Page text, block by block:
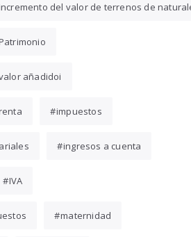
del valor de terrenos de
añadidoi
impuestos
ingresos a cuenta
IVA
maternidad